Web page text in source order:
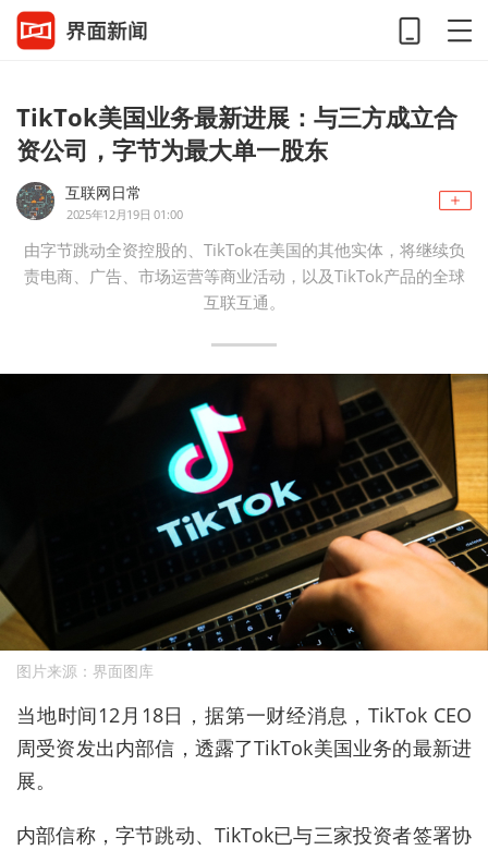
TikTok美国业务最新进展：与三方成立合
资公司，字节为最大单一股东
互联网日常
2025年12月19日 01:00
由字节跳动全资控股的、TikTok在美国的其他实体，将继续负
责电商、广告、市场运营等商业活动，以及TikTok产品的全球
互联互通。
图片来源：界面图库
当地时间12月18日，据第一财经消息，TikTok CEO
周受资发出内部信，透露了TikTok美国业务的最新进
展。
内部信称，字节跳动、TikTok已与三家投资者签署协